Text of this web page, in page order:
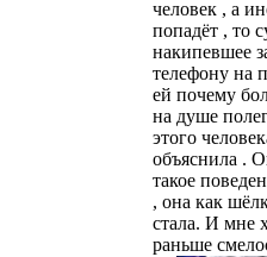
человек , а
попадёт , то
накипевшее
телефону на
ей почему
на душе
этого
объяснила .
такое
, она как
стала. И мне
раньше